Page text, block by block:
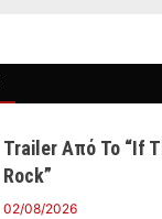
Trailer Από Το “If
Rock”
02/08/2026